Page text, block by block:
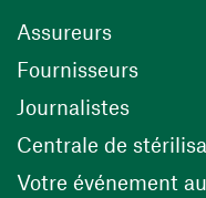
Assureurs
Fournisseurs(ouvre
Journalistes
Centrale de
Votre événement